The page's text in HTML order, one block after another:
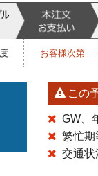
お客様次第
この
GW、
繁忙期
交通状